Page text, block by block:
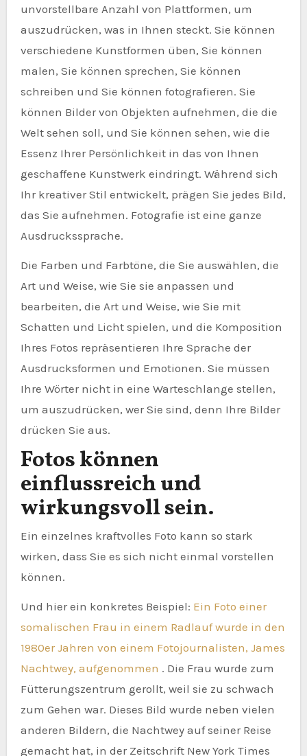
unvorstellbare Anzahl von Plattformen, um
auszudrücken, was in Ihnen steckt. Sie können
verschiedene Kunstformen üben, Sie können
malen, Sie können sprechen, Sie können
schreiben und Sie können fotografieren. Sie
können Bilder von Objekten aufnehmen, die die
Welt sehen soll, und Sie können sehen, wie die
Essenz Ihrer Persönlichkeit in das von Ihnen
geschaffene Kunstwerk eindringt. Während sich
Ihr kreativer Stil entwickelt, prägen Sie jedes Bild,
das Sie aufnehmen. Fotografie ist eine ganze
Ausdruckssprache.
Die Farben und Farbtöne, die Sie auswählen, die
Art und Weise, wie Sie sie anpassen und
bearbeiten, die Art und Weise, wie Sie mit
Schatten und Licht spielen, und die Komposition
Ihres Fotos repräsentieren Ihre Sprache der
Ausdrucksformen und Emotionen. Sie müssen
Ihre Wörter nicht in eine Warteschlange stellen,
um auszudrücken, wer Sie sind, denn Ihre Bilder
drücken Sie aus.
Fotos können
einflussreich und
wirkungsvoll sein.
Ein einzelnes kraftvolles Foto kann so stark
wirken, dass Sie es sich nicht einmal vorstellen
können.
Und hier ein konkretes Beispiel: Ein Foto einer
somalischen Frau in einem Radlauf wurde in den
1980er Jahren von einem Fotojournalisten, James
Nachtwey, aufgenommen . Die Frau wurde zum
Fütterungszentrum gerollt, weil sie zu schwach
zum Gehen war. Dieses Bild wurde neben vielen
anderen Bildern, die Nachtwey auf seiner Reise
gemacht hat, in der Zeitschrift New York Times